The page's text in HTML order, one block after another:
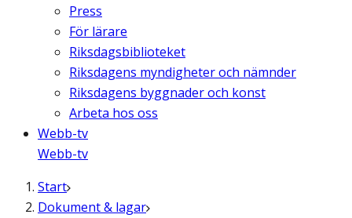
Press
För lärare
Riksdagsbiblioteket
Riksdagens myndigheter och nämnder
Riksdagens byggnader och konst
Arbeta hos oss
Webb-tv
Webb-tv
Start
Dokument & lagar